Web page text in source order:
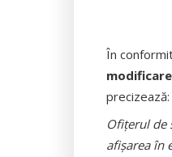
În
precizează:
Ofiţerul de
afişarea în